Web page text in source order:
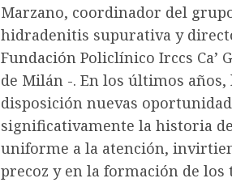
Marzano, coordinador del
hidradenitis supurativa y
Fundación Policlínico Irccs Ca’
de Milán -. En los últimos
disposición nuevas
significativamente la historia
uniforme a la atención,
precoz y en la formación de los